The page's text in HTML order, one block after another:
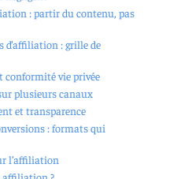
: partir du contenu, pas
d’affiliation : grille de
vie privée
plusieurs canaux
et transparence
: formats qui
l’affiliation